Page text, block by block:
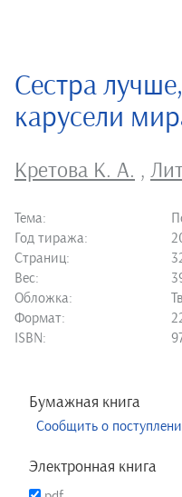
Сестра
карусели
Кретова К. А. ,
Тема:
Год тиража:
Страниц:
Вес:
Обложка:
Формат:
ISBN:
Бумажная книга
Сообщить о
Электронная книга